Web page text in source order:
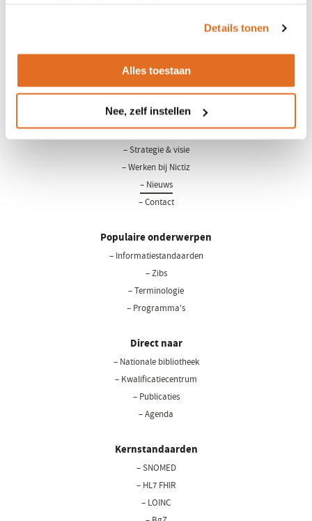
Details tonen
Alles toestaan
Nee, zelf instellen
LinkedInYoutube
Over Nictiz
– Strategie & visie
– Werken bij Nictiz
– Nieuws
– Contact
Populaire onderwerpen
– Informatiestandaarden
– Zibs
– Terminologie
– Programma's
Direct naar
– Nationale bibliotheek(opent
– Kwalificatiecentrum
– Publicaties
– Agenda
Kernstandaarden
– SNOMED
– HL7 FHIR
– LOINC